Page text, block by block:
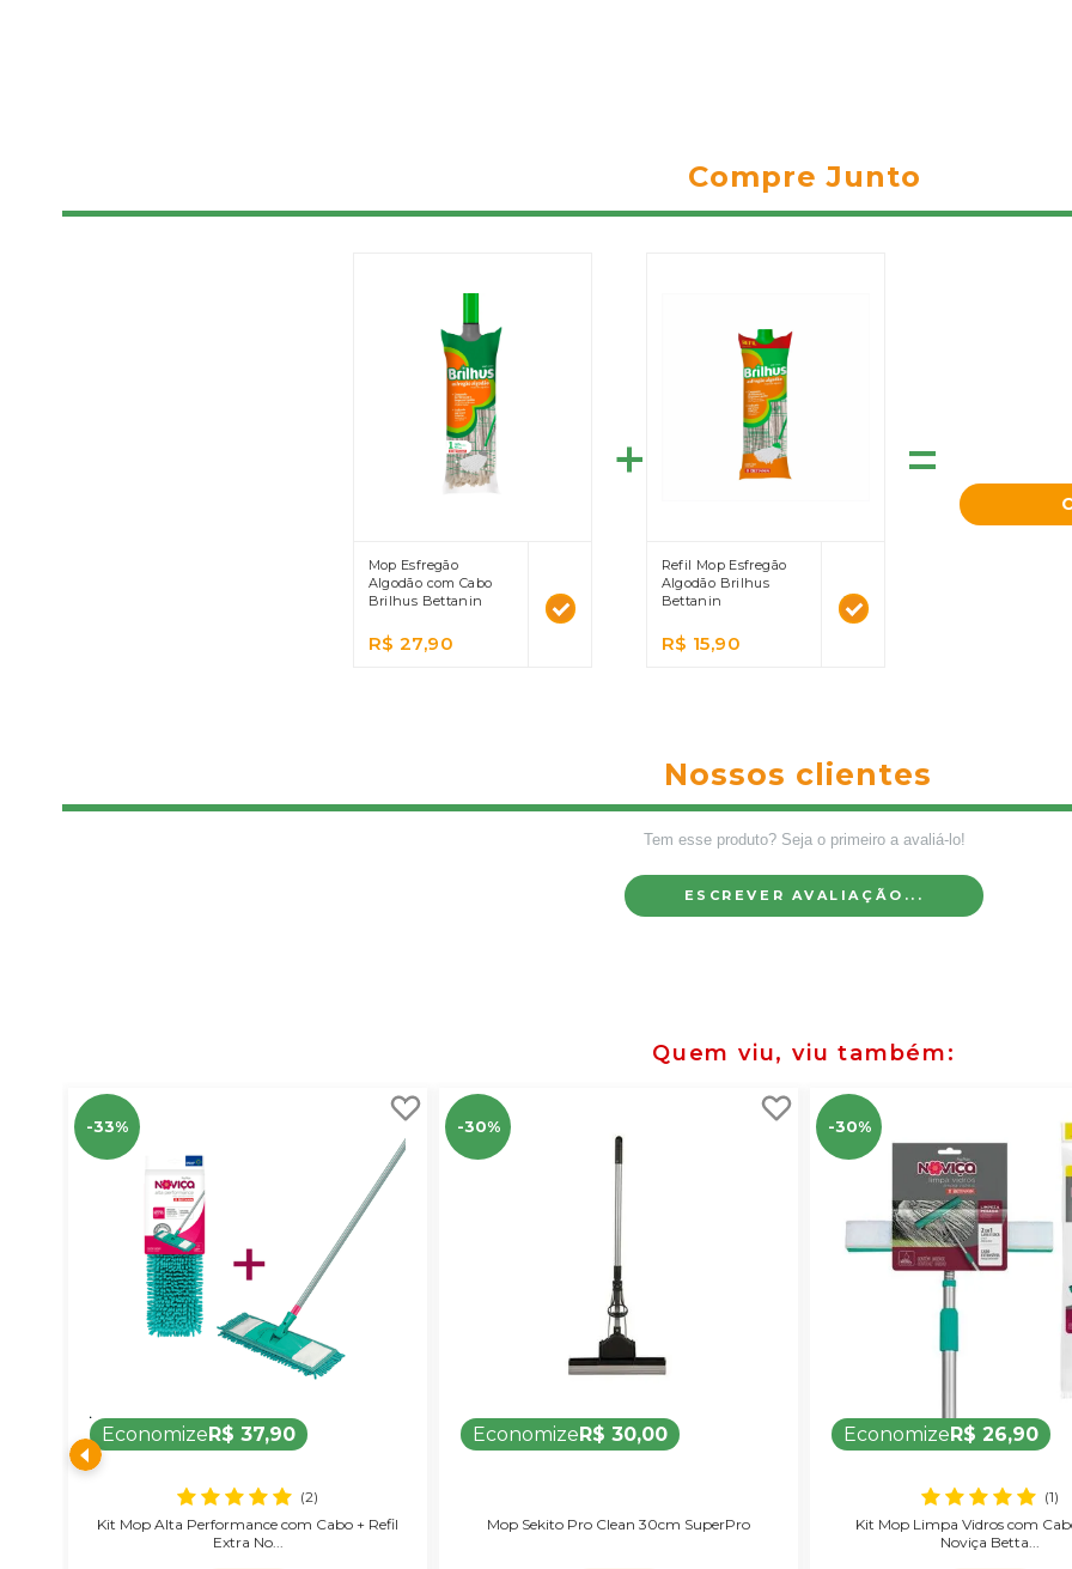
Compre Junto
Mop Esfregão
Algodão com Cabo
Brilhus Bettanin
R$ 27,90
Refil Mop Esfregão
Algodão Brilhus
Bettanin
R$ 15,90
=
Nossos clientes
Tem esse produto? Seja o primeiro a avaliá-lo!
ESCREVER AVALIAÇÃO...
Quem viu, viu também
-33%
EconomizeR$ 37,90
(2)
Kit Mop Alta Performance com Cabo + Refil
Extra No...
-30%
EconomizeR$ 30,00
Mop Sekito Pro Clean 30cm SuperPro
-30%
EconomizeR$ 26,90
(1)
Kit Mop Limpa Vidros com
Noviça Betta...